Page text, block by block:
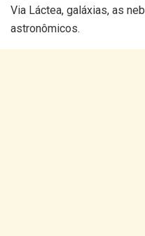
Via Láctea, galáxias, as
astronômicos.